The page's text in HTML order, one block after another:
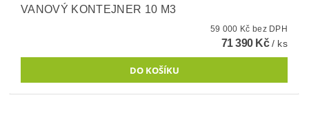
VANOVÝ KONTEJNER 10 M3
59 000 Kč bez DPH
71 390 Kč/ ks